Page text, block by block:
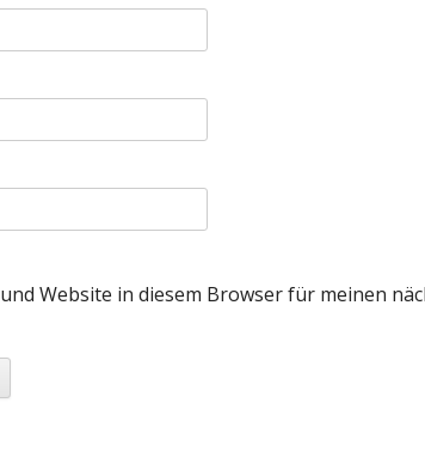
Website in diesem Browser für meinen